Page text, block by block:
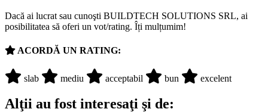
Dacă ai lucrat sau cunoşti BUILDTECH SOLUTIONS SRL, ai
posibilitatea să oferi un vot/rating. Îți mulțumim!
ACORDĂ UN RATING:
slab mediu acceptabil bun excelent
Alţii au fost interesaţi şi de: